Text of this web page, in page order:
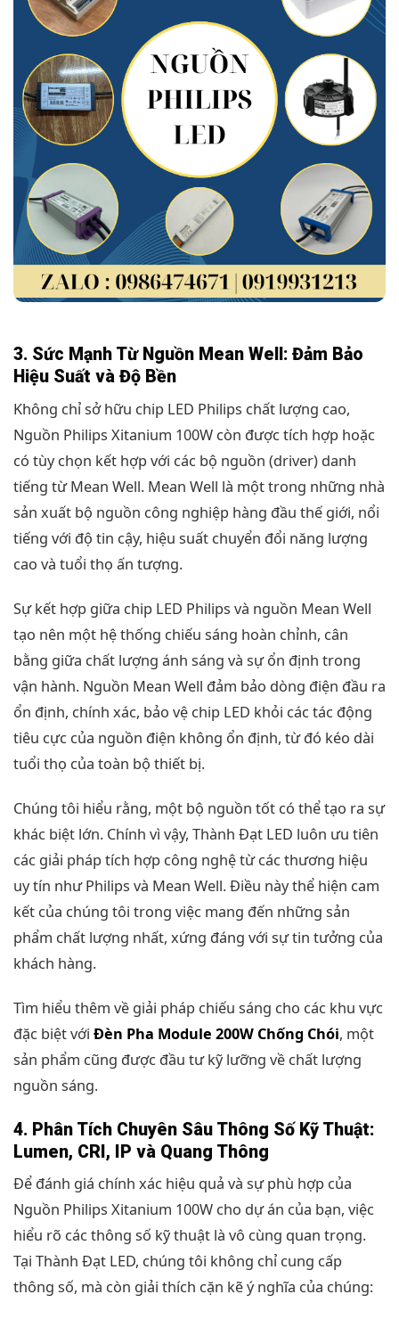
3. Sức Mạnh Từ Nguồn Mean Well: Đảm Bảo
Hiệu Suất và Độ Bền
Không chỉ sở hữu chip LED Philips chất lượng cao,
Nguồn Philips Xitanium 100W còn được tích hợp hoặc
có tùy chọn kết hợp với các bộ nguồn (driver) danh
tiếng từ Mean Well. Mean Well là một trong những nhà
sản xuất bộ nguồn công nghiệp hàng đầu thế giới, nổi
tiếng với độ tin cậy, hiệu suất chuyển đổi năng lượng
cao và tuổi thọ ấn tượng.
Sự kết hợp giữa chip LED Philips và nguồn Mean Well
tạo nên một hệ thống chiếu sáng hoàn chỉnh, cân
bằng giữa chất lượng ánh sáng và sự ổn định trong
vận hành. Nguồn Mean Well đảm bảo dòng điện đầu ra
ổn định, chính xác, bảo vệ chip LED khỏi các tác động
tiêu cực của nguồn điện không ổn định, từ đó kéo dài
tuổi thọ của toàn bộ thiết bị.
Chúng tôi hiểu rằng, một bộ nguồn tốt có thể tạo ra sự
khác biệt lớn. Chính vì vậy, Thành Đạt LED luôn ưu tiên
các giải pháp tích hợp công nghệ từ các thương hiệu
uy tín như Philips và Mean Well. Điều này thể hiện cam
kết của chúng tôi trong việc mang đến những sản
phẩm chất lượng nhất, xứng đáng với sự tin tưởng của
khách hàng.
Tìm hiểu thêm về giải pháp chiếu sáng cho các khu vực
đặc biệt với Đèn Pha Module 200W Chống Chói, một
sản phẩm cũng được đầu tư kỹ lưỡng về chất lượng
nguồn sáng.
4. Phân Tích Chuyên Sâu Thông Số Kỹ Thuật:
Lumen, CRI, IP và Quang Thông
Để đánh giá chính xác hiệu quả và sự phù hợp của
Nguồn Philips Xitanium 100W cho dự án của bạn, việc
hiểu rõ các thông số kỹ thuật là vô cùng quan trọng.
Tại Thành Đạt LED, chúng tôi không chỉ cung cấp
thông số, mà còn giải thích cặn kẽ ý nghĩa của chúng: